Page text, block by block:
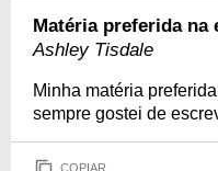
Matéria preferida na
Ashley Tisdale
Minha matéria
sempre gostei de
COPIAR